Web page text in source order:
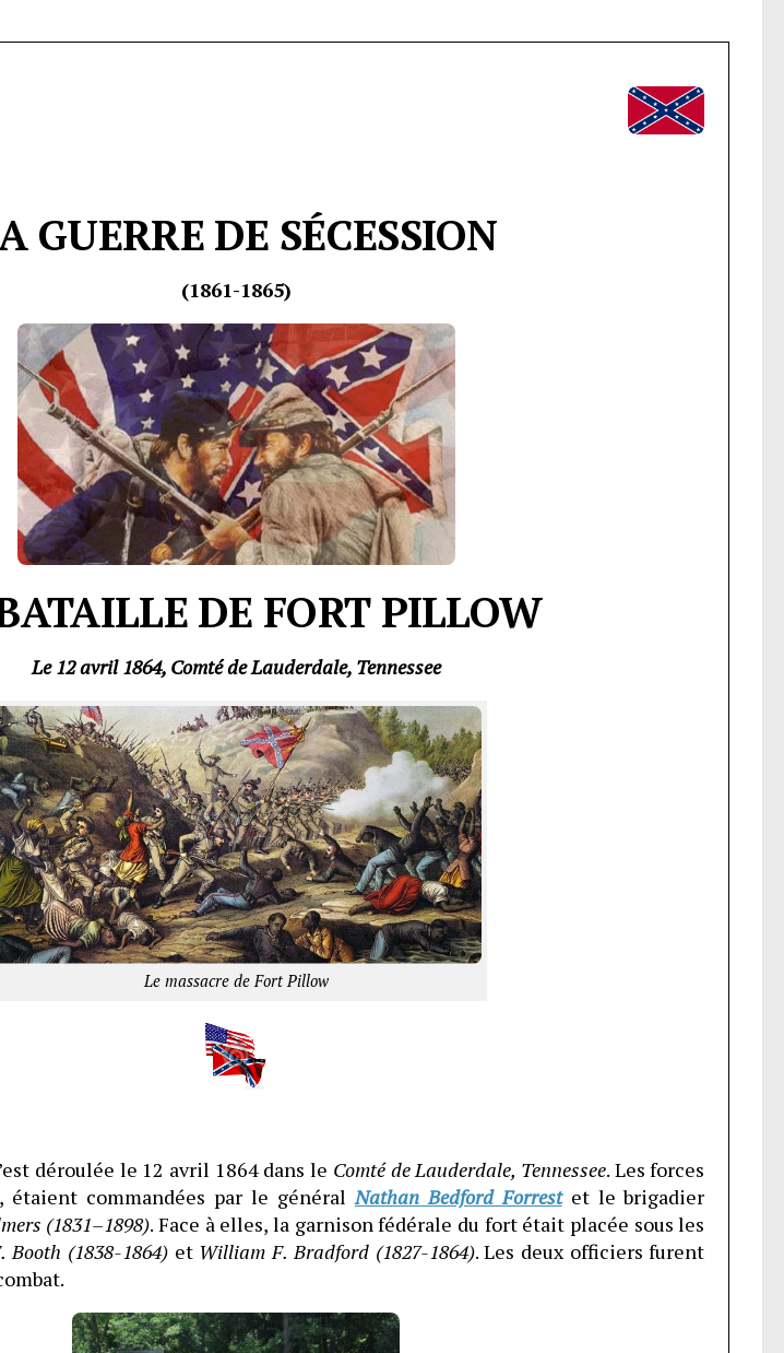
GUERRE DE SÉCESSION
(1861-1865)
DE FORT PILLOW
Le 12 avril 1864, Comté de Lauderdale, Tennessee
Le massacre de Fort Pillow
déroulée le 12 avril 1864 dans le Comté de Lauderdale, Tennessee. Les forces
étaient commandées par le généralNathan Bedford Forrestet le brigadier
(1831–1898). Face à elles, la garnison fédérale du fort était placée sous les
Booth (1838-1864)et William F. Bradford (1827-1864). Les deux officiers furent